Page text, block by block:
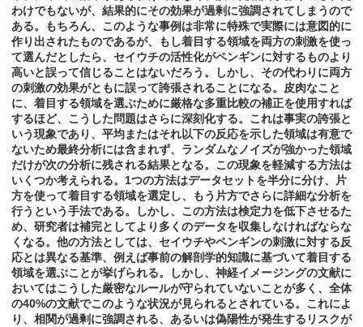
わけでもないが、結果的にその効果が過剰に強調されてしまうので
ある。もちろん、このような事例は非常に特殊で実際には意図的に
作り出されたものであるが、もし着目する領域を両方の刺激を使っ
て選んだとしたら、セイウチの活性化がペンギンに対するものより
高いと誤って信じることはないだろう。しかし、その代わりに両方
の刺激の効果がともに誤って誇張されることになる。皮肉なこと
に、着目する領域を選ぶために厳格な多重比較の補正を使用すれば
するほど、こうした問題はさらに深刻化する。これは事実の誇張と
いう現象であり、平均またはそれ以下の反応を示した領域は有意で
ないため最終分析には含まれず、ランダムなノイズが強かった領域
だけが次の分析に残される結果となる。この現象を軽減する方法は
いくつか考えられる。1つの方法はデータセットを半分に分け、片
方を使って着目する領域を選定し、もう片方でさらに詳細な分析を
行うという手法である。しかし、この方法は検定力を低下させるた
め、研究者は補完としてより多くのデータを収集しなければならな
くなる。他の方法としては、セイウチやペンギンの刺激に対する反
応とは異なる基準、例えば事前の解剖学的知識に基づいて着目する
領域を選ぶことが挙げられる。しかし、神経イメージングの文献に
おいてはこうした厳密なルールが守られていないことが多く、全体
の40%の文献でこのような状況が見られるとされている。これによ
り、相関が過剰に強調される、あるいは偽陽性が発生するリスクが